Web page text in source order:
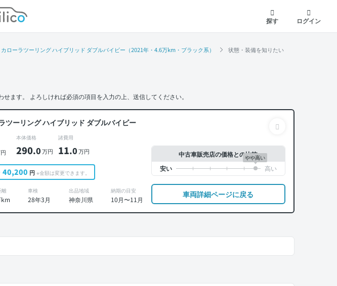
ビリコ
探す
ログイン
カローラツーリング ハイブリッド ダブルバイビー（2021年・4.6万km・ブラック系） 状態・装備を知りたい
ます。 よろしければ必須の項目を入力の上、送信してください。
ツーリング ハイブリッド ダブルバイビー
本体価格
290.0万円
諸費用
11.0万円
40,200 円 ※金額は変更できます。
離 車検
28年3月
出品地域
神奈川県
納期の目安
10月〜11月
中古車販売店の価格との比較
やや高い
車両詳細ページに戻る